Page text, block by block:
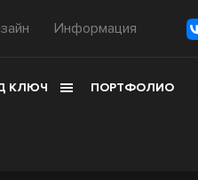
Информация
КЛЮЧ ПОРТФОЛИО